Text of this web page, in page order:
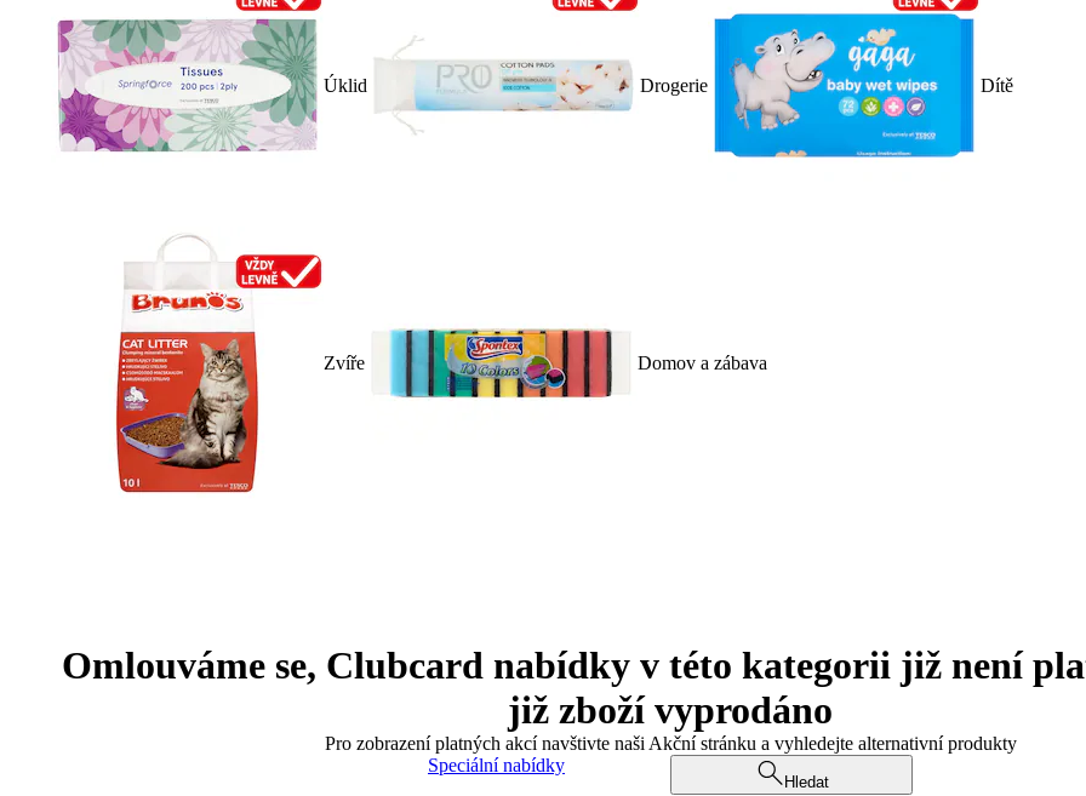
Úklid Drogerie Dítě
Zvíře Domov a zábava
Omlouváme se, Clubcard nabídky v této kategorii již není
již zboží vyprodáno
Pro zobrazení platných akcí navštivte naši Akční stránku a vyhledejte alternativní produkty
Speciální nabídky
Hledat